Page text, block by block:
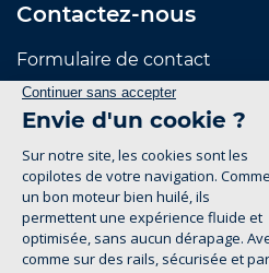
Contactez-nous
Formulaire de contact
Suivez-nous
Mentions
Politique de
groupe-